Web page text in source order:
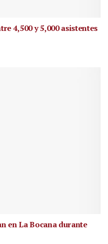
4,500 y 5,000 asistentes
en La Bocana durante